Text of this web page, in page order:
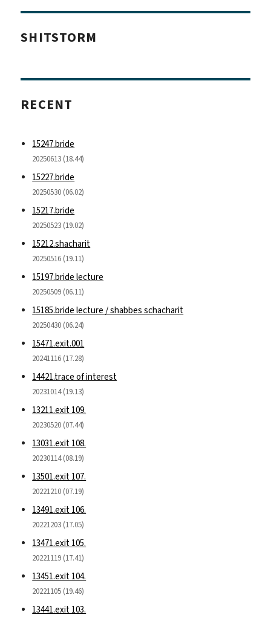
SHITSTORM
RECENT
15247.bride
20250613 (18.44)
15227.bride
20250530 (06.02)
15217.bride
20250523 (19.02)
15212.shacharit
20250516 (19.11)
15197.bride lecture
20250509 (06.11)
15185.bride lecture / shabbes schacharit
20250430 (06.24)
15471.exit.001
20241116 (17.28)
14421.trace of interest
20231014 (19.13)
13211.exit 109.
20230520 (07.44)
13031.exit 108.
20230114 (08.19)
13501.exit 107.
20221210 (07.19)
13491.exit 106.
20221203 (17.05)
13471.exit 105.
20221119 (17.41)
13451.exit 104.
20221105 (19.46)
13441.exit 103.